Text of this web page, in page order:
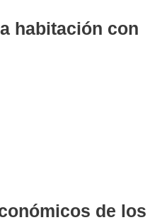
habitación con
de los